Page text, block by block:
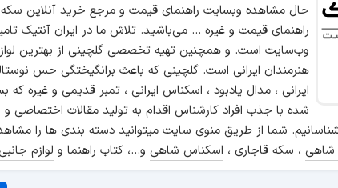
حال مشاهده وبسایت راهنمای قیمت و مرجع خرید آنلاین
راهنمای قیمت و غیره ... می‌باشید. تلاش ما در ایران آنتیک
وب‌سایت است. و همچنین تهیه تخصصی گلچینی از بهترین
هنرمندان ایرانی است. گلچینی که باعث برانگیختگی حس
ایرانی ، مدال یادبود ، اسکناس ایرانی ، تمبر قدیمی و غیره
شده با جذب افراد کارشناس اقدام به تولید مقالات اختصاصی
شما از طریق منوی سایت میتوانید دسته بندی ها را
شاهی ، سکه قاجاری ، اسکناس شاهی و...، کتاب راهنما و لوازم